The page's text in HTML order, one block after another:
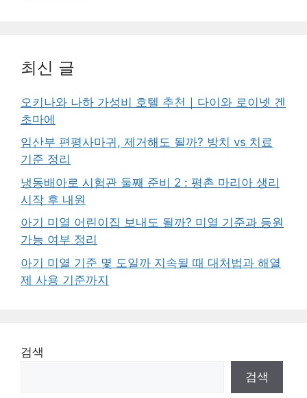
최신 글
오키나와 나하 가성비 호텔 추천｜다이와 로이넷 겐
초마에
임산부 편평사마귀, 제거해도 될까? 방치 vs 치료
기준 정리
냉동배아로 시험관 둘째 준비 2 : 평촌 마리아 생리
시작 후 내원
아기 미열 어린이집 보내도 될까? 미열 기준과 등원
가능 여부 정리
아기 미열 기준 몇 도일까 지속될 때 대처법과 해열
제 사용 기준까지
검색
검색